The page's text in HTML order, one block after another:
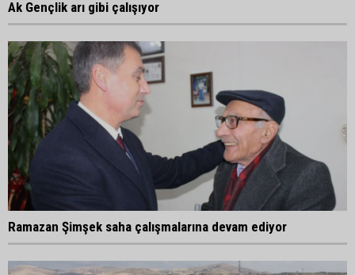
Ak Gençlik arı gibi çalışıyor
Ramazan Şimşek saha çalışmalarına devam ediyor